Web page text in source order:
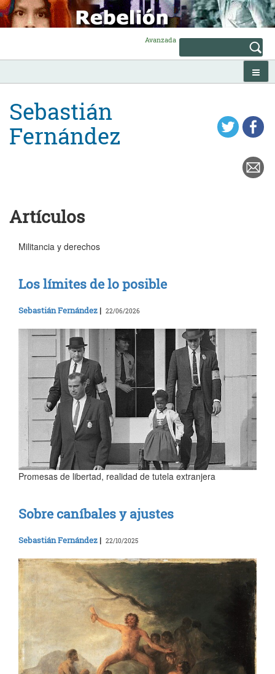
Skip
to
content
Avanzada
Sebastián
Fernández
Artículos
Militancia y derechos
Los límites de lo posible
Sebastián Fernández | 22/06/2026
Promesas de libertad, realidad de tutela extranjera
Sobre caníbales y ajustes
Sebastián Fernández | 22/10/2025